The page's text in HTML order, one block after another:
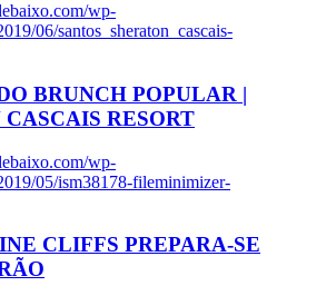
wp-
06/santos_sheraton_cascais-
BRUNCH POPULAR |
RESORT
wp-
05/ism38178-fileminimizer-
CLIFFS PREPARA-SE